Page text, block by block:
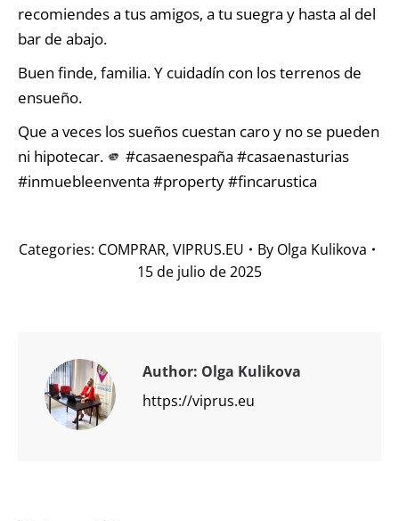
recomiendes a tus amigos, a tu suegra y hasta al del
bar de abajo.
Buen finde, familia. Y cuidadín con los terrenos de
ensueño.
Que a veces los sueños cuestan caro y no se pueden
ni hipotecar. 🫵 #casaenespaña #casaenasturias
#inmuebleenventa #property #fincarustica
Categories: COMPRAR, VIPRUS.EU By Olga Kulikova
15 de julio de 2025
Author: Olga Kulikova
https://viprus.eu